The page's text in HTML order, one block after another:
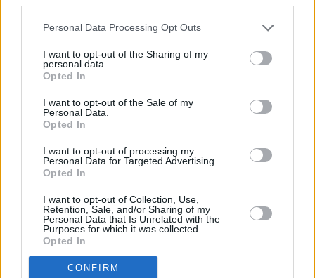
Personal Data Processing Opt Outs
I want to opt-out of the Sharing of my
personal data.
Opted In
I want to opt-out of the Sale of my
Personal Data.
Opted In
I want to opt-out of processing my
Personal Data for Targeted Advertising.
Opted In
I want to opt-out of Collection, Use,
Retention, Sale, and/or Sharing of my
Personal Data that Is Unrelated with the
Purposes for which it was collected.
Opted In
CONFIRM
andaluzas afectadas por la
ampliación de la alerta
alimentaria por Listeria